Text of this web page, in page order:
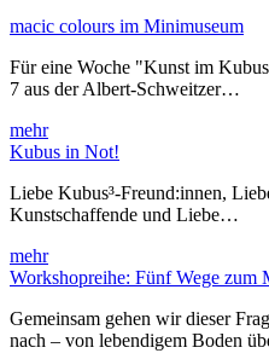
macic colours im Minimuseum
Für eine Woche "Kunst im
7 aus der Albert-Schweitzer…
mehr
Kubus in Not!
Liebe Kubus³-Freund:innen,
Kunstschaffende und Liebe…
mehr
Workshopreihe: Fünf Wege zum
Gemeinsam gehen wir dieser
nach – von lebendigem Boden